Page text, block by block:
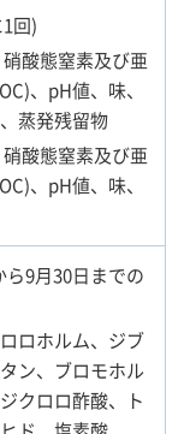
回)
酸態窒素及び亜
、pH値、味、
蒸発残留物
酸態窒素及び亜
、pH値、味、
9月30日までの
ロホルム、ジブ
ン、ブロモホル
クロロ酢酸、ト